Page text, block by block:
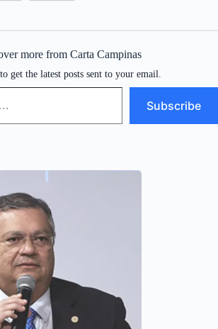
more from Carta Campinas
get the latest posts sent to your email.
Subscribe